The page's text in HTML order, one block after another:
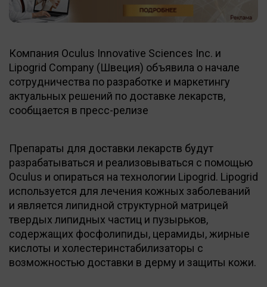
Компания Oculus Innovative Sciences Inc. и
Lipogrid Company (Швеция) объявила о начале
сотрудничества по разработке и маркетингу
актуальных решений по доставке лекарств,
сообщается в пресс-релизе
Препараты для доставки лекарств будут
разрабатываться и реализовываться с помощью
Oculus и опираться на технологии Lipogrid. Lipogrid
используется для лечения кожных заболеваний
и является липидной структурной матрицей
твердых липидных частиц и пузырьков,
содержащих фосфолипиды, церамиды, жирные
кислоты и холестеринстабилизаторы с
возможностью доставки в дерму и защиты кожи.